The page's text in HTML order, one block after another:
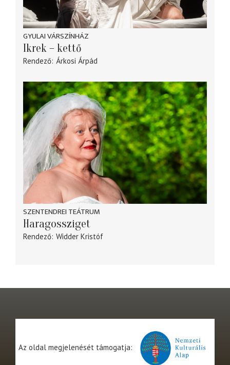
GYULAI VÁRSZÍNHÁZ
Ikrek – kettő
Rendező Árkosi Árpád
SZENTENDREI TEÁTRUM
Haragossziget
Rendező Widder Kristóf
Az oldal megjelenését támogatja: